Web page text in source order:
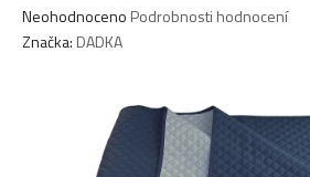
Průměrné
hodnocení
Neohodnoceno Podrobnosti hodnocení
Značka: DADKA